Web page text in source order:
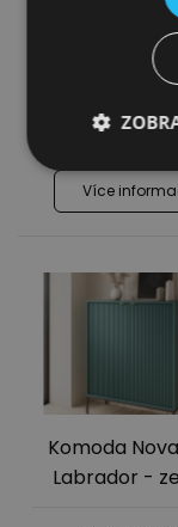
Komoda Nova
- černá
5 399,00
5 159,00
Více
Komoda
Labrador -